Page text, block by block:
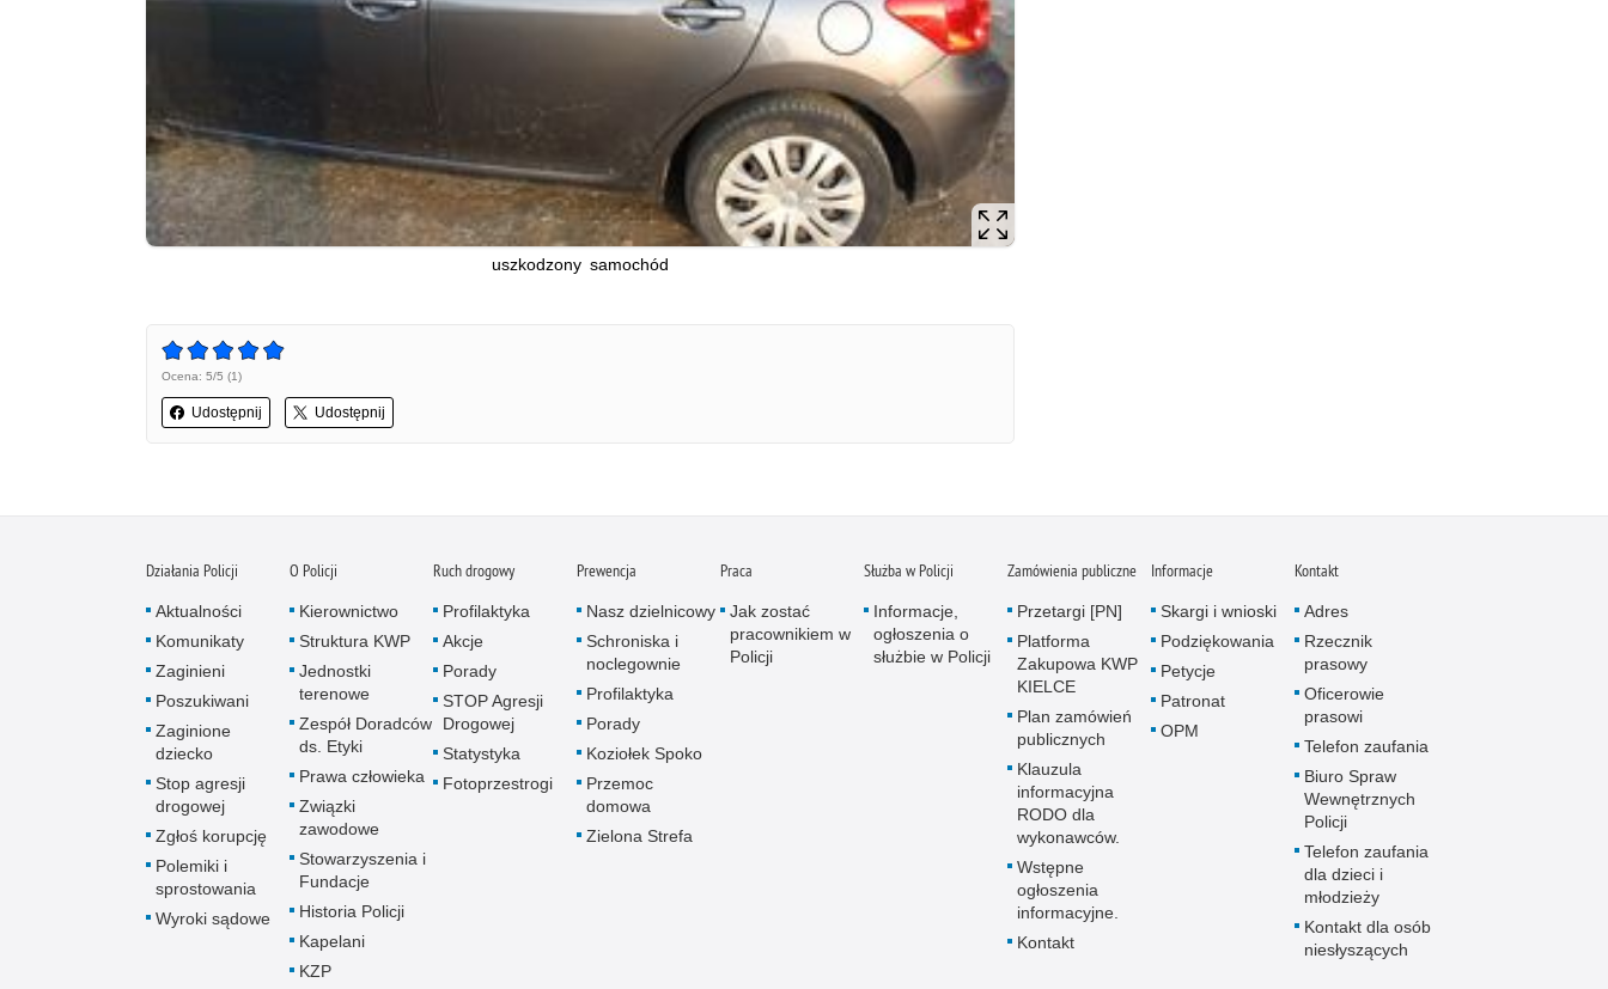
uszkodzony samochód
Ocena: 5/5 (1)
Udostępnij Udostępnij
Działania Policji
Aktualności
Komunikaty
Zaginieni
Poszukiwani
Zaginione
dziecko
Stop agresji
drogowej
Zgłoś korupcję
Polemiki i
sprostowania
Wyroki sądowe
O Policji
Kierownictwo
Struktura KWP
Jednostki
terenowe
Zespół Doradców
ds. Etyki
Prawa człowieka
Związki
zawodowe
Stowarzyszenia i
Fundacje
Historia Policji
Kapelani
KZP
Ruch drogowy
Profilaktyka
Akcje
Porady
STOP Agresji
Drogowej
Statystyka
Fotoprzestrogi
Prewencja
Nasz dzielnicowy
Schroniska i
noclegownie
Profilaktyka
Porady
Koziołek Spoko
Przemoc
domowa
Zielona Strefa
Praca
Jak zostać
pracownikiem w
Policji
Służba w Policji
Informacje,
ogłoszenia o
służbie w Policji
Zamówienia publiczne
Przetargi [PN]
Platforma
Zakupowa KWP
KIELCE
Plan zamówień
publicznych
Klauzula
informacyjna
RODO dla
wykonawców.
Wstępne
ogłoszenia
informacyjne.
Kontakt
Informacje
Skargi i wnioski
Podziękowania
Petycje
Patronat
OPM
Kontakt
Adres
Rzecznik
prasowy
Oficerowie
prasowi
Telefon zaufania
Biuro Spraw
Wewnętrznych
Policji
Telefon zaufania
dla dzieci i
młodzieży
Kontakt dla osób
niesłyszących